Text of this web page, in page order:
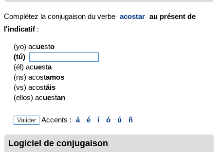
Complétez la conjugaison du verbe acostar au présent de
l'indicatif :
(yo) acuesto
(tú)
(él) acuesta
(ns) acostamos
(vs) acostáis
(ellos) acuestan
Accents : á é í ó ú ñ
Logiciel de conjugaison